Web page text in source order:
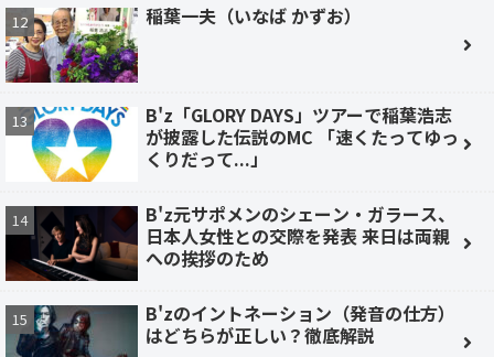
稲葉一夫（いなば かずお）
B'z「GLORY DAYS」ツアーで稲葉浩志
が披露した伝説のMC 「速くたってゆっ
くりだって...」
B'z元サポメンのシェーン・ガラース、
日本人女性との交際を発表 来日は両親
への挨拶のため
B'zのイントネーション（発音の仕方）
はどちらが正しい？徹底解説